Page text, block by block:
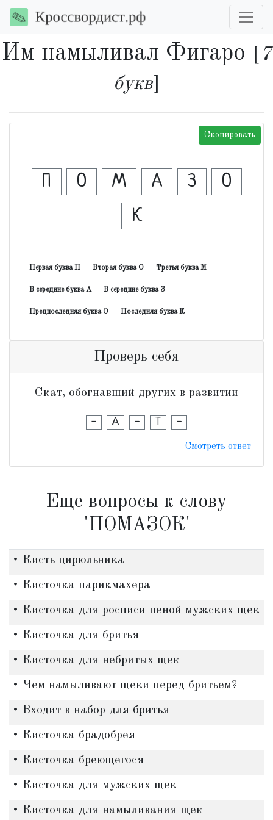
Им намыливал Фигаро
7
букв]
Скопировать
П О М А З
О
К
Первая буква П Вторая буква О Третья буква М
В середине буква А В середине буква З
Предпоследняя буква О Последняя буква К
Проверь себя
Скат, обогнавший других в развитии
- А - Т -
Смотреть ответ
Еще вопросы к слову
'ПОМАЗОК'
• Кисть цирюльника
• Кисточка парикмахера
• Кисточка для росписи пеной мужских щек
• Кисточка для бритья
• Кисточка для небритых щек
• Чем намыливают щеки перед бритьем?
• Входит в набор для бритья
• Кисточка брадобрея
• Кисточка бреющегося
• Кисточка для мужских щек
• Кисточка для намыливания щек